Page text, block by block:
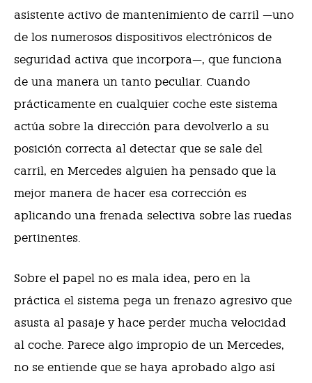
asistente activo de mantenimiento de carril —uno
de los numerosos dispositivos electrónicos de
seguridad activa que incorpora—, que funciona
de una manera un tanto peculiar. Cuando
prácticamente en cualquier coche este sistema
actúa sobre la dirección para devolverlo a su
posición correcta al detectar que se sale del
carril, en Mercedes alguien ha pensado que la
mejor manera de hacer esa corrección es
aplicando una frenada selectiva sobre las ruedas
pertinentes.
Sobre el papel no es mala idea, pero en la
práctica el sistema pega un frenazo agresivo que
asusta al pasaje y hace perder mucha velocidad
al coche. Parece algo impropio de un Mercedes,
no se entiende que se haya aprobado algo así